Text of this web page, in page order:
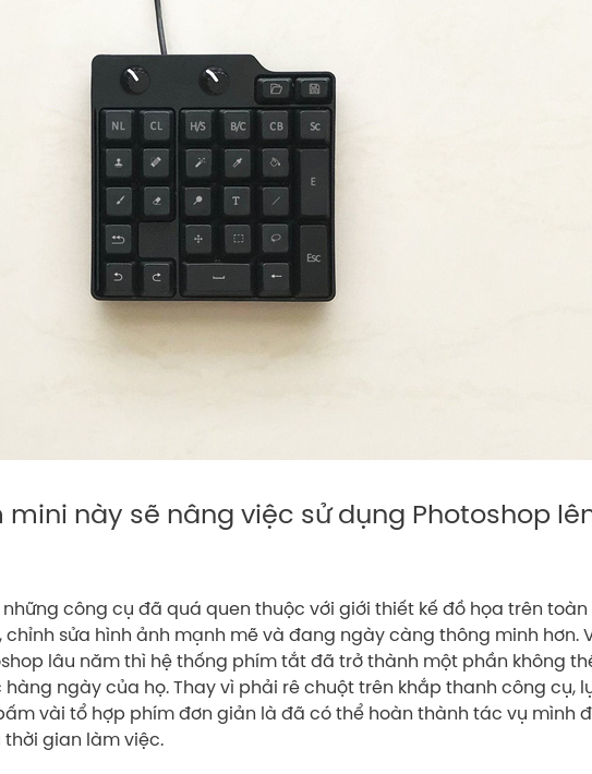
này sẽ nâng việc sử dụng Photoshop
công cụ đã quá quen thuộc với giới thiết kế đồ họa trên toàn
sửa hình ảnh mạnh mẽ và đang ngày càng thông minh hơn.
lâu năm thì hệ thống phím tắt đã trở thành một phần không
ngày của họ. Thay vì phải rê chuột trên khắp thanh công cụ,
vài tổ hợp phím đơn giản là đã có thể hoàn thành tác vụ mình
gian làm việc.